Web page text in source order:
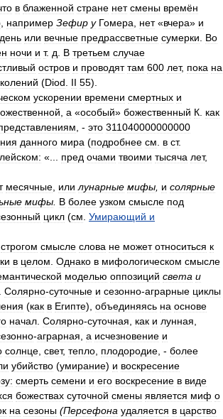
в блаженной стране нет смены времён
например Зефир у Гомера нет«вчера» и
или вечные предрассветные сумерки
Во
ночи и т. д В третьем случае
остров и проводят там 600 лет, пока на
(Diod II 55).
ускорении времени смертных и
а «особый» божественный К как
, - это 311040000000000
данного мира (подробнее см в ст.
«... пред очами твоими тысяча лет,
месячные или лунарные мифы и солярные
мифы В более узком смысле под
цикл (см Умирающий и
строгом смысле слова не может относиться к
в целом Однако в мифологическом смысле
моделью оппозиций света и
Солярно-суточные и сезонно-аграрные циклы
(как в Египте), объединяясь на основе
начал Солярно-суточная как и лунная
-аграрная а исчезновение и
солнце свет, тепло плодородие , - более
убийство (умирание) и воскресение
смерть семени и его воскресение в виде
божествах суточной смены является миф о
на сезоны (Персефона удаляется в царство